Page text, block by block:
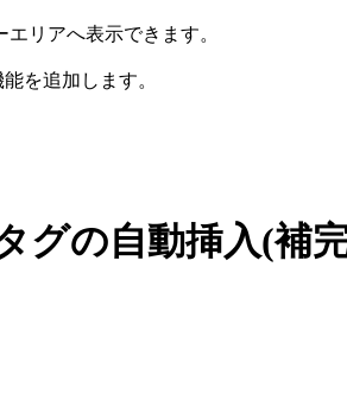
リアへ表示できます。
を追加します。
の自動挿入(補